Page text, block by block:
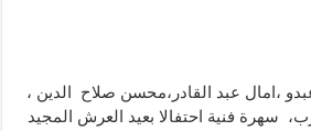
،امال عبد القادر،محسن صلاح الدين ،
سهرة فنية احتفالا بعيد العرش المجيد